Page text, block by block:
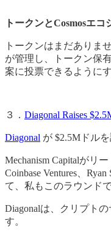
トークンとCosmosエコ
トークンはまだありま
が管理し、トークン保
案に投票できるように
３． Diagonal Raises
Diagonal が $2.5Mドル
Mechanism Capitalがリ
Coinbase Ventures、
て、私もこのラウンド
Diagonalは、クリプト
す。